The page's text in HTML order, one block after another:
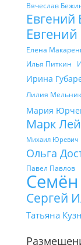
Вячеслав
Елена
Илья Питкин
Ирина
Лилия Мельник
Мария
Марк
Михаил Юревич
Ольга
Павел Павлов
Сергей
Татьяна